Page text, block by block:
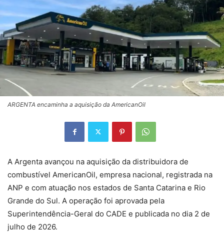
ARGENTA encaminha a aquisição da AmericanOil
A Argenta avançou na aquisição da distribuidora de
combustível AmericanOil, empresa nacional, registrada na
ANP e com atuação nos estados de Santa Catarina e Rio
Grande do Sul. A operação foi aprovada pela
Superintendência-Geral do CADE e publicada no dia 2 de
julho de 2026.